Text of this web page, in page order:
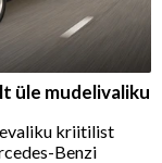
üle mudelivaliku
kriitilist
Benzi